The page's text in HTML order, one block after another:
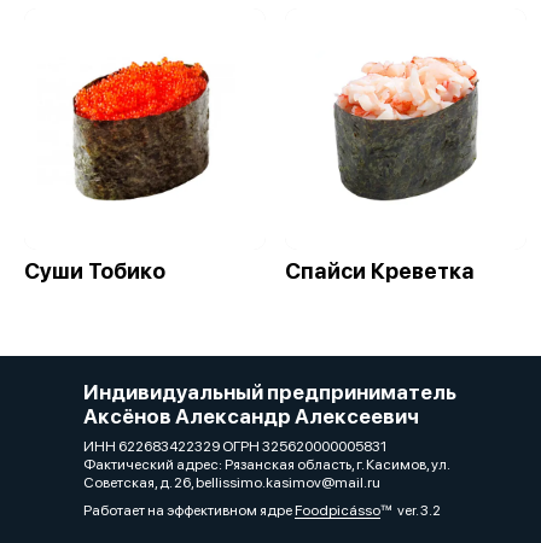
Суши Тобико Спайси Креветка
Индивидуальный предприниматель
Аксёнов Александр Алексеевич
ИНН 622683422329 ОГРН 325620000005831
Фактический адрес: Рязанская область, г. Касимов, ул.
Советская, д. 26, bellissimo.kasimov@mail.ru
Работает на эффективном ядреFoodpicássover. 3.2